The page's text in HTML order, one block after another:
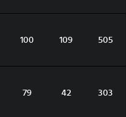
100 109 505
79 42 303